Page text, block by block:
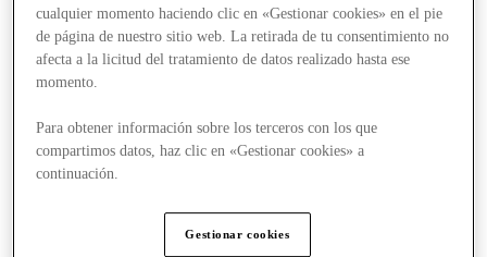
Stores
cualquier momento haciendo clic en «Gestionar cookies» en el pie
de página de nuestro sitio web. La retirada de tu consentimiento no
afecta a la licitud del tratamiento de datos realizado hasta ese
momento.
Para obtener información sobre los terceros con los que
compartimos datos, haz clic en «Gestionar cookies» a
continuación.
Gestionar cookies